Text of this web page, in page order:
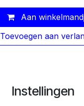
Aan
Toevoegen aan
Instellingen